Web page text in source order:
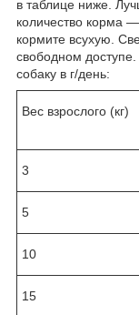
в таблице ниже.
количество корма
кормите всухую.
свободном
собаку в г/день:
Вес взрослого (кг)
3
5
10
15